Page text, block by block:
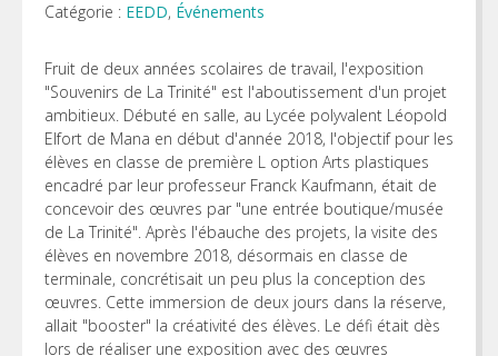
Catégorie : EEDD, Événements
Fruit de deux années scolaires de travail, l'exposition
"Souvenirs de La Trinité" est l'aboutissement d'un projet
ambitieux. Débuté en salle, au Lycée polyvalent Léopold
Elfort de Mana en début d'année 2018, l'objectif pour les
élèves en classe de première L option Arts plastiques
encadré par leur professeur Franck Kaufmann, était de
concevoir des œuvres par "une entrée boutique/musée
de La Trinité". Après l'ébauche des projets, la visite des
élèves en novembre 2018, désormais en classe de
terminale, concrétisait un peu plus la conception des
œuvres. Cette immersion de deux jours dans la réserve,
allait "booster" la créativité des élèves. Le défi était dès
lors de réaliser une exposition avec des œuvres